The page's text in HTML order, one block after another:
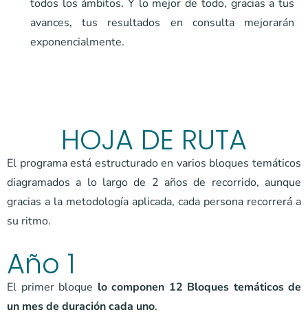
todos los ámbitos. Y lo mejor de todo, gracias a tus
avances, tus resultados en consulta mejorarán
exponencialmente.
HOJA DE RUTA
El programa está estructurado en varios bloques temáticos
diagramados a lo largo de 2 años de recorrido, aunque
gracias a la metodología aplicada, cada persona recorrerá a
su ritmo.
Año 1
El primer bloque lo componen 12 Bloques temáticos de
un mes de duración cada uno.